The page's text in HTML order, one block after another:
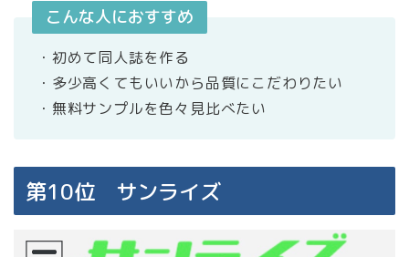
こんな人におすすめ
・初めて同人誌を作る
・多少高くてもいいから品質にこだわりたい
・無料サンプルを色々見比べたい
第10位 サンライズ